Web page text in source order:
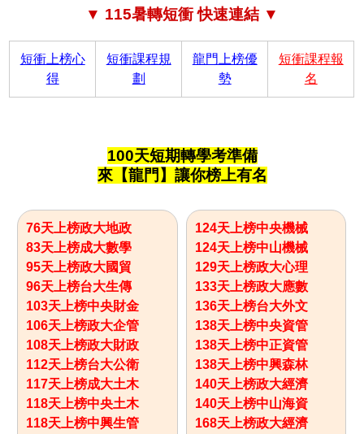
▼ 115暑轉短衝 快速連結 ▼
短衝上榜心
得
短衝課程規
劃
龍門上榜優
勢
短衝課程報
名
100天短期轉學考準備
來【龍門】讓你榜上有名
76天上榜政大地政
83天上榜成大數學
95天上榜政大國貿
96天上榜台大生傳
103天上榜中央財金
106天上榜政大企管
108天上榜政大財政
112天上榜台大公衛
117天上榜成大土木
118天上榜中央土木
118天上榜中興生管
124天上榜中央機械
124天上榜中山機械
129天上榜政大心理
133天上榜政大應數
136天上榜台大外文
138天上榜中央資管
138天上榜中正資管
138天上榜中興森林
140天上榜政大經濟
140天上榜中山海資
168天上榜政大經濟